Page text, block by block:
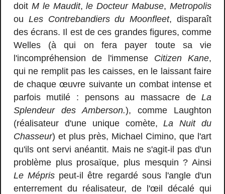
doit M le Maudit,le Docteur Mabuse,Metropolis
ou Les Contrebandiers du Moonfleet, disparaît
des écrans. Il est de ces grandes figures, comme
Welles (à qui on fera payer toute sa vie
l'incompréhension de l'immense Citizen Kane,
qui ne remplit pas les caisses, en le laissant faire
de chaque œuvre suivante un combat intense et
parfois mutilé : pensons au massacre deLa
Splendeur des Amberson.), comme Laughton
(réalisateur d'une unique comète,La Nuit du
Chasseur) et plus près, Michael Cimino, que l'art
qu'ils ont servi anéantit. Mais ne s'agit-il pas d'un
problème plus prosaïque, plus mesquin ? Ainsi
Le Méprispeut-il être regardé sous l'angle d'un
enterrement du réalisateur, de l'œil décalé qui